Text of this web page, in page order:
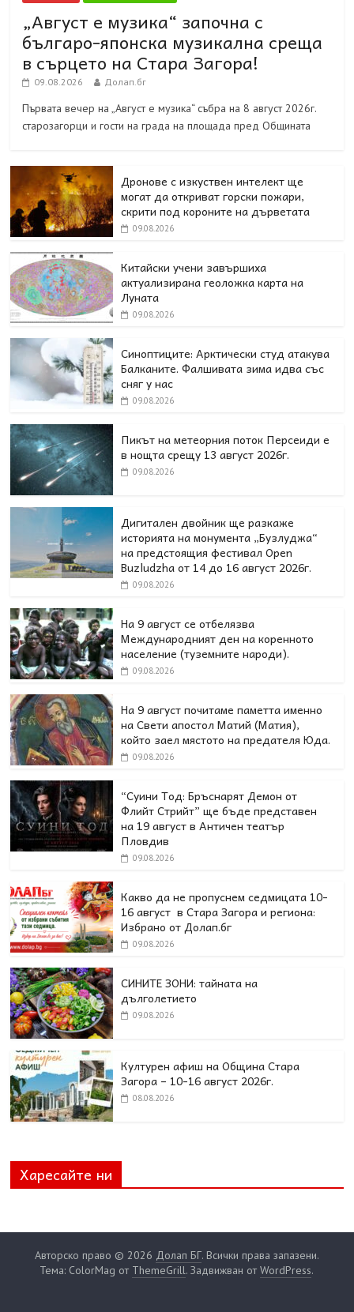
„Август е музика“ започна с
българо-японска музикална среща
в сърцето на Стара Загора!
09.08.2026 Долап.бг
Първата вечер на „Август е музика“ събра на 8 август 2026г.
старозагорци и гости на града на площада пред Общината
Дронове с изкуствен интелект ще
могат да откриват горски пожари,
скрити под короните на дърветата
09.08.2026
Китайски учени завършиха
актуализирана геоложка карта на
Луната
09.08.2026
Синоптиците: Арктически студ атакува
Балканите. Фалшивата зима идва със
сняг у нас
09.08.2026
Пикът на метеорния поток Персеиди е
в нощта срещу 13 август 2026г.
09.08.2026
Дигитален двойник ще разкаже
историята на монумента „Бузлуджа“
на предстоящия фестивал Open
Buzludzha от 14 до 16 август 2026г.
09.08.2026
На 9 август се отбелязва
Международният ден на коренното
население (туземните народи).
09.08.2026
На 9 август почитаме паметта именно
на Свети апостол Матий (Матия),
който заел мястото на предателя Юда.
09.08.2026
“Суини Тод: Бръснарят Демон от
Флийт Стрийт” ще бъде представен
на 19 август в Античен театър
Пловдив
09.08.2026
Какво да не пропуснем седмицата 10-
16 август в Стара Загора и региона:
Избрано от Долап.бг
09.08.2026
СИНИТЕ ЗОНИ: тайната на
дълголетието
09.08.2026
Културен афиш на Община Стара
Загора – 10-16 август 2026г.
08.08.2026
Харесайте ни
Авторско право © 2026 Долап БГ. Всички права запазени.
Тема: ColorMag от ThemeGrill. Задвижван отWordPress.